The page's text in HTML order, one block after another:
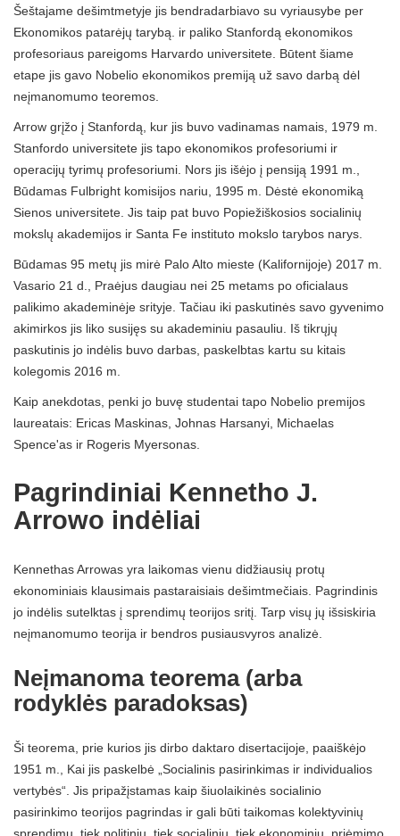
Šeštajame dešimtmetyje jis bendradarbiavo su vyriausybe per
Ekonomikos patarėjų tarybą. ir paliko Stanfordą ekonomikos
profesoriaus pareigoms Harvardo universitete. Būtent šiame
etape jis gavo Nobelio ekonomikos premiją už savo darbą dėl
neįmanomumo teoremos.
Arrow grįžo į Stanfordą, kur jis buvo vadinamas namais, 1979 m.
Stanfordo universitete jis tapo ekonomikos profesoriumi ir
operacijų tyrimų profesoriumi. Nors jis išėjo į pensiją 1991 m.,
Būdamas Fulbright komisijos nariu, 1995 m. Dėstė ekonomiką
Sienos universitete. Jis taip pat buvo Popiežiškosios socialinių
mokslų akademijos ir Santa Fe instituto mokslo tarybos narys.
Būdamas 95 metų jis mirė Palo Alto mieste (Kalifornijoje) 2017 m.
Vasario 21 d., Praėjus daugiau nei 25 metams po oficialaus
palikimo akademinėje srityje. Tačiau iki paskutinės savo gyvenimo
akimirkos jis liko susijęs su akademiniu pasauliu. Iš tikrųjų
paskutinis jo indėlis buvo darbas, paskelbtas kartu su kitais
kolegomis 2016 m.
Kaip anekdotas, penki jo buvę studentai tapo Nobelio premijos
laureatais: Ericas Maskinas, Johnas Harsanyi, Michaelas
Spence'as ir Rogeris Myersonas.
Pagrindiniai Kennetho J.
Arrowo indėliai
Kennethas Arrowas yra laikomas vienu didžiausių protų
ekonominiais klausimais pastaraisiais dešimtmečiais. Pagrindinis
jo indėlis sutelktas į sprendimų teorijos sritį. Tarp visų jų išsiskiria
neįmanomumo teorija ir bendros pusiausvyros analizė.
Neįmanoma teorema (arba
rodyklės paradoksas)
Ši teorema, prie kurios jis dirbo daktaro disertacijoje, paaiškėjo
1951 m., Kai jis paskelbė „Socialinis pasirinkimas ir individualios
vertybės“. Jis pripažįstamas kaip šiuolaikinės socialinio
pasirinkimo teorijos pagrindas ir gali būti taikomas kolektyvinių
sprendimų, tiek politinių, tiek socialinių, tiek ekonominių, priėmimo